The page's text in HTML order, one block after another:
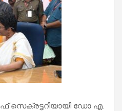
സെക്രട്ടറിയായി ഡോ എ.